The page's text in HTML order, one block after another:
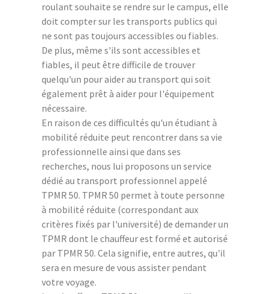
roulant souhaite se rendre sur le campus, elle
doit compter sur les transports publics qui
ne sont pas toujours accessibles ou fiables.
De plus, même s'ils sont accessibles et
fiables, il peut être difficile de trouver
quelqu'un pour aider au transport qui soit
également prêt à aider pour l'équipement
nécessaire.
En raison de ces difficultés qu'un étudiant à
mobilité réduite peut rencontrer dans sa vie
professionnelle ainsi que dans ses
recherches, nous lui proposons un service
dédié au transport professionnel appelé
TPMR 50. TPMR 50 permet à toute personne
à mobilité réduite (correspondant aux
critères fixés par l'université) de demander un
TPMR dont le chauffeur est formé et autorisé
par TPMR 50. Cela signifie, entre autres, qu'il
sera en mesure de vous assister pendant
votre voyage.